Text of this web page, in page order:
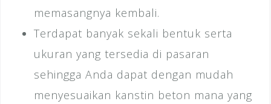
memasangnya kembali.
Terdapat banyak sekali bentuk serta
ukuran yang tersedia di pasaran
sehingga Anda dapat dengan mudah
menyesuaikan kanstin beton mana yang